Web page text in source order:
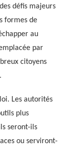
défis majeurs
formes de
au
par
citoyens
Les autorités
plus
seront-ils
ou serviront-